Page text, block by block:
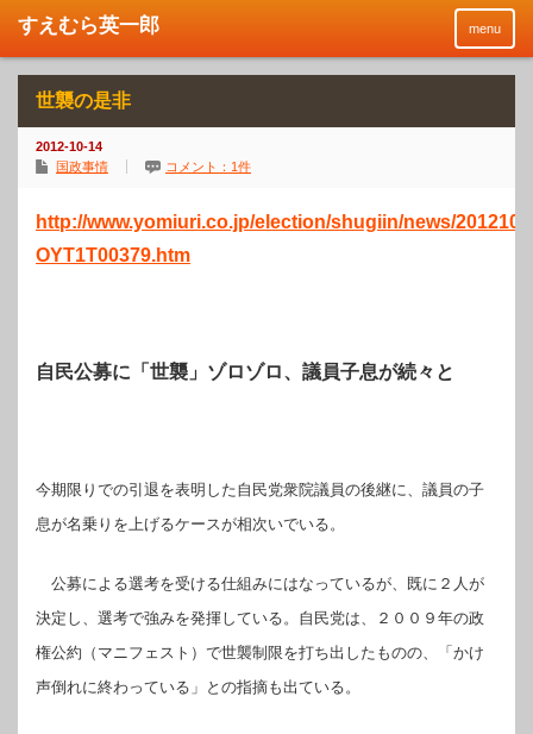
menu
世襲の是非
2012-10-14
国政事情
コメント：1件
http://www.yomiuri.co.jp/election/shugiin/news/
OYT1T00379.htm
自民公募に「世襲」ゾロゾロ、議員子息が続々と
今期限りでの引退を表明した自民党衆院議員の後継に、議員の子
息が名乗りを上げるケースが相次いでいる。
公募による選考を受ける仕組みにはなっているが、既に２人が
決定し、選考で強みを発揮している。自民党は、２００９年の政
権公約（マニフェスト）で世襲制限を打ち出したものの、「かけ
声倒れに終わっている」との指摘も出ている。